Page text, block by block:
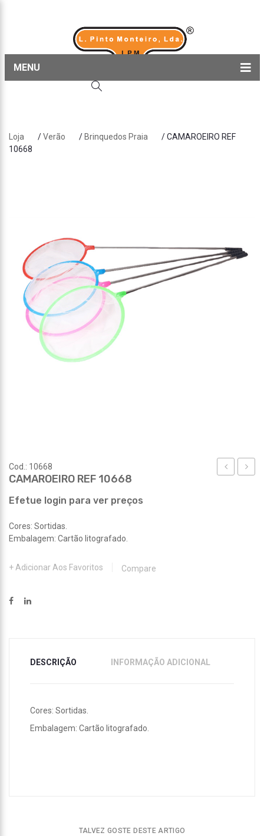
MENU
Sobre nós
Loja /Verão / Brinquedos Praia
/ CAMAROEIRO REF
10668
Cod.: 10668
CAMAROEIRO REF 10668
Efetue login para ver preços
Cores: Sortidas.
Embalagem: Cartão litografado.
Adicionar Aos Favoritos Compare
DESCRIÇÃO INFORMAÇÃO ADICIONAL
Cores: Sortidas.
Embalagem: Cartão litografado.
TALVEZ GOSTE DESTE ARTIGO